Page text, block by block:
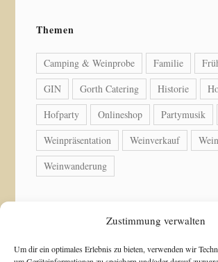
Zustimmung verwalten
Um dir ein optimales Erlebnis zu bieten, verwenden wir
Themen
Camping & Weinprobe Familie
GIN
Gorth Catering Historie
Hofparty
Onlineshop Partymusik
Weinpräsentation
Weinverkauf
Weinwanderung
© Copyright 2026 Weingut Acker-